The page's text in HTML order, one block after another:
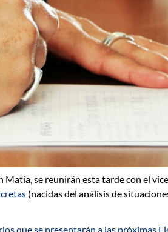
Matía, se reunirán esta tarde con el
(nacidas del análisis de
que se presentarán a las próximas